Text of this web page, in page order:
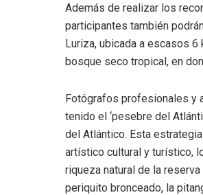
Además de realizar los
participantes también
Luriza, ubicada a escasos
bosque seco tropical, en
Fotógrafos profesionales y
tenido el ‘pesebre del
del Atlántico. Esta
artístico cultural y turístico,
riqueza natural de la
periquito bronceado, la